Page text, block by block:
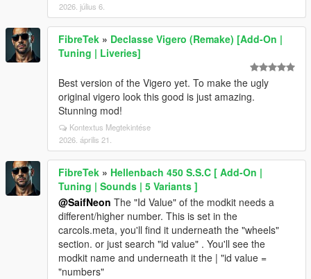
2026. július 6.
FibreTek » Declasse Vigero (Remake) [Add-On |
Tuning | Liveries]
Best version of the Vigero yet. To make the ugly
original vigero look this good is just amazing.
Stunning mod!
Kontextus Megtekintése
2026. április 21.
FibreTek » Hellenbach 450 S.S.C [ Add-On |
Tuning | Sounds | 5 Variants ]
@SaifNeon The "Id Value" of the modkit needs a
different/higher number. This is set in the
carcols.meta, you'll find it underneath the "wheels"
section. or just search "id value" . You'll see the
modkit name and underneath it the | "id value =
"numbers"